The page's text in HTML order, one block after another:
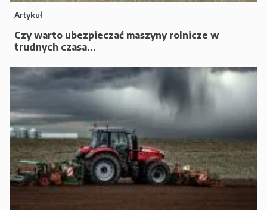
Artykuł
Czy warto ubezpieczać maszyny rolnicze w
trudnych czasa...